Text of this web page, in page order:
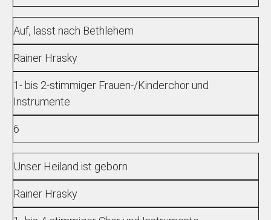
Auf, lasst nach Bethlehem
Rainer Hrasky
1- bis 2-stimmiger Frauen-/Kinderchor und
Instrumente
6
Unser Heiland ist geborn
Rainer Hrasky